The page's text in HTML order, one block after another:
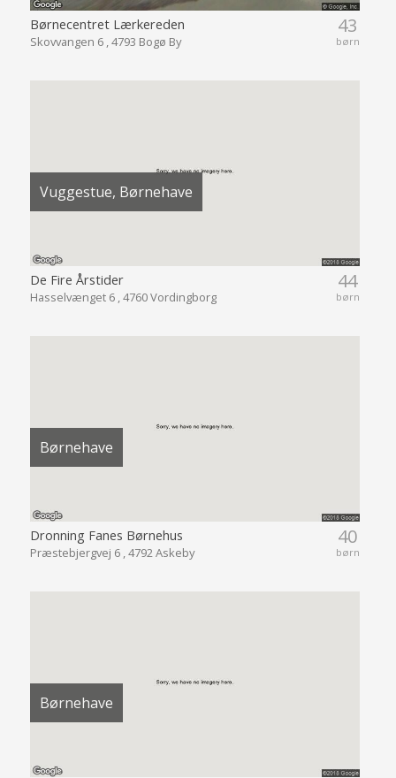
43
børn
Børnecentret Lærkereden
Skovvangen 6 , 4793 Bogø By
Vuggestue, Børnehave
44
børn
De Fire Årstider
Hasselvænget 6 , 4760 Vordingborg
Børnehave
40
børn
Dronning Fanes Børnehus
Præstebjergvej 6 , 4792 Askeby
Børnehave